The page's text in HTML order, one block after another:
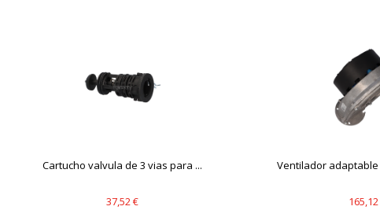
Cartucho valvula de 3 vias para ...
37,52 €
Ventilador adaptable
tus cookies desde la sección "Configuración de cookies" al pie de la